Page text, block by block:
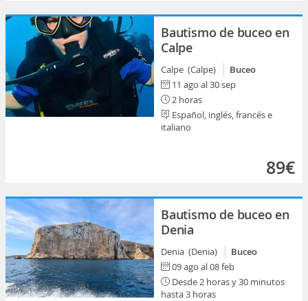
Bautismo de buceo en
Calpe
Calpe (Calpe)
Buceo
11 ago al 30 sep
2 horas
Español, inglés, francés e
italiano
89€
Bautismo de buceo en
Denia
Denia (Denia)
Buceo
09 ago al 08 feb
Desde 2 horas y 30 minutos
hasta 3 horas